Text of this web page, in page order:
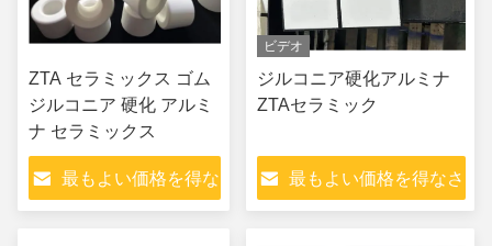
ZTA セラミックス ゴム
ジルコニア 硬化 アルミ
ナ セラミックス
最もよい価格を得な
ビデオ
ジルコニア硬化アルミナ
ZTAセラミック
最もよい価格を得なさ